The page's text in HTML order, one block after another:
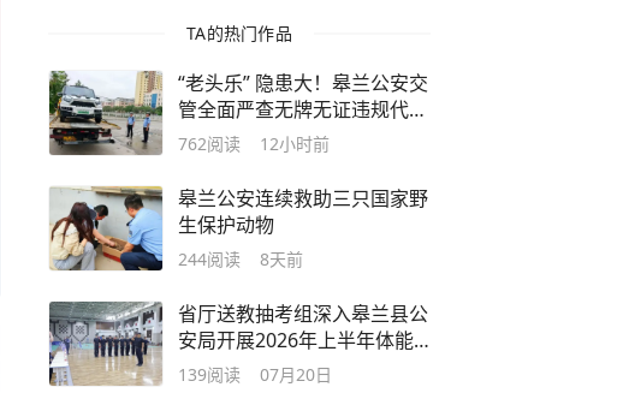
TA的热门作品
“老头乐” 隐患大！皋兰公安交
管全面严查无牌无证违规代步
车
762阅读 12小时前
皋兰公安连续救助三只国家野
生保护动物
244阅读 8天前
省厅送教抽考组深入皋兰县公
安局开展2026年上半年体能
技能送教抽考工作
139阅读 07月20日